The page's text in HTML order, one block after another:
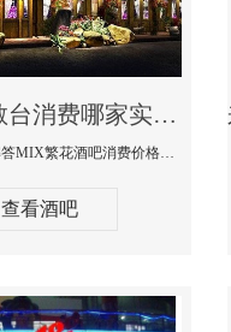
来安酒吧散台消费哪家实惠-MIX繁花酒吧消费价格真实点评
本文详细为你解答MIX繁花酒吧消费价格真实点评，更多关于酒吧散台消费哪家实惠咨询免费咨询150 99997335微信同步
查看酒吧